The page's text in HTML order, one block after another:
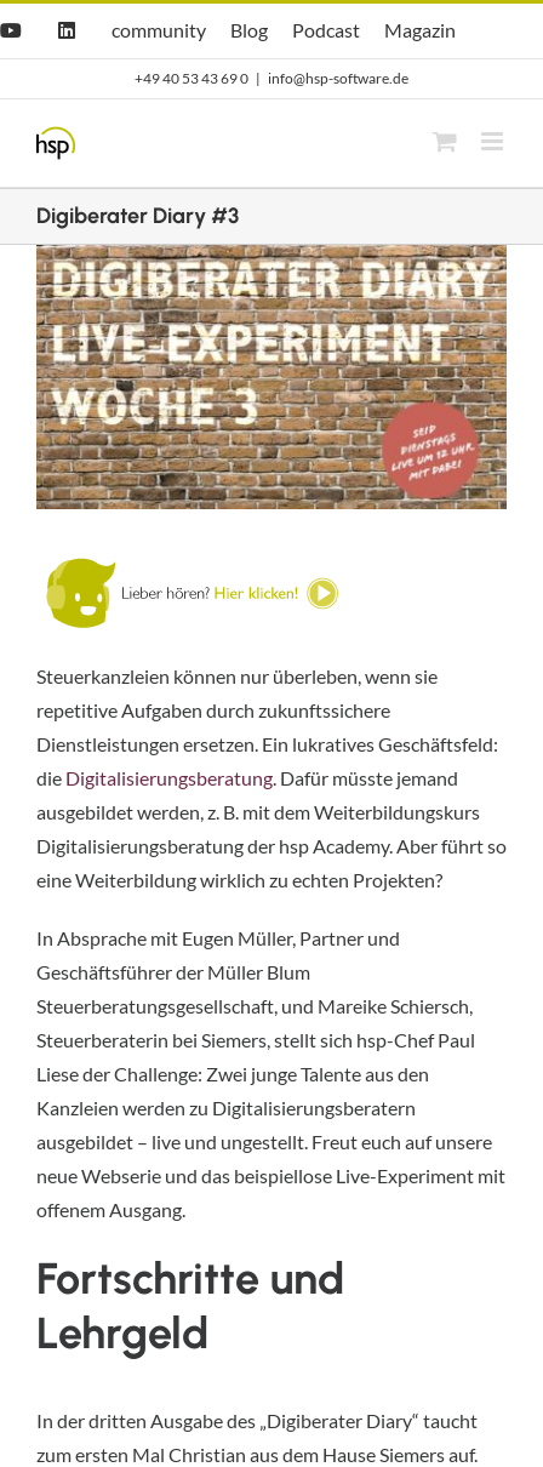
YouTubeLinkedIn
Hsp
community
community
hsp
Blog
Blog Opti.Cast
Podcast Opti.Mag
Magazin
+49 40 53 43 69 0 | info@hsp-software.de
Digiberater Diary #3
Zeige
grösseres
Bild
Steuerkanzleien können nur überleben, wenn sie
repetitive Aufgaben durch zukunftssichere
Dienstleistungen ersetzen. Ein lukratives Geschäftsfeld:
die Digitalisierungsberatung . Dafür müsste jemand
ausgebildet werden, z. B. mit dem Weiterbildungskurs
Digitalisierungsberatung der hsp Academy. Aber führt so
eine Weiterbildung wirklich zu echten Projekten?
In Absprache mit Eugen Müller, Partner und
Geschäftsführer der Müller Blum
Steuerberatungsgesellschaft, und Mareike Schiersch,
Steuerberaterin bei Siemers, stellt sich hsp-Chef Paul
Liese der Challenge: Zwei junge Talente aus den
Kanzleien werden zu Digitalisierungsberatern
ausgebildet – live und ungestellt. Freut euch auf unsere
neue Webserie und das beispiellose Live-Experiment mit
offenem Ausgang.
Fortschritte und
Lehrgeld
In der dritten Ausgabe des „Digiberater Diary“ taucht
zum ersten Mal Christian aus dem Hause Siemers auf.